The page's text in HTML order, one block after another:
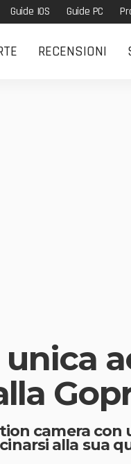
Guide IOS Guide PC
RECENSIONI
unica
camera con
alla sua